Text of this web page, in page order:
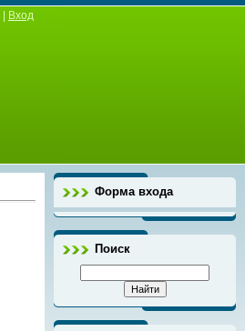
Вход
Форма входа
Поиск